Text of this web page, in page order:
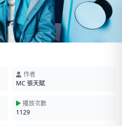
作者
MC 張天賦
播放次數
1129